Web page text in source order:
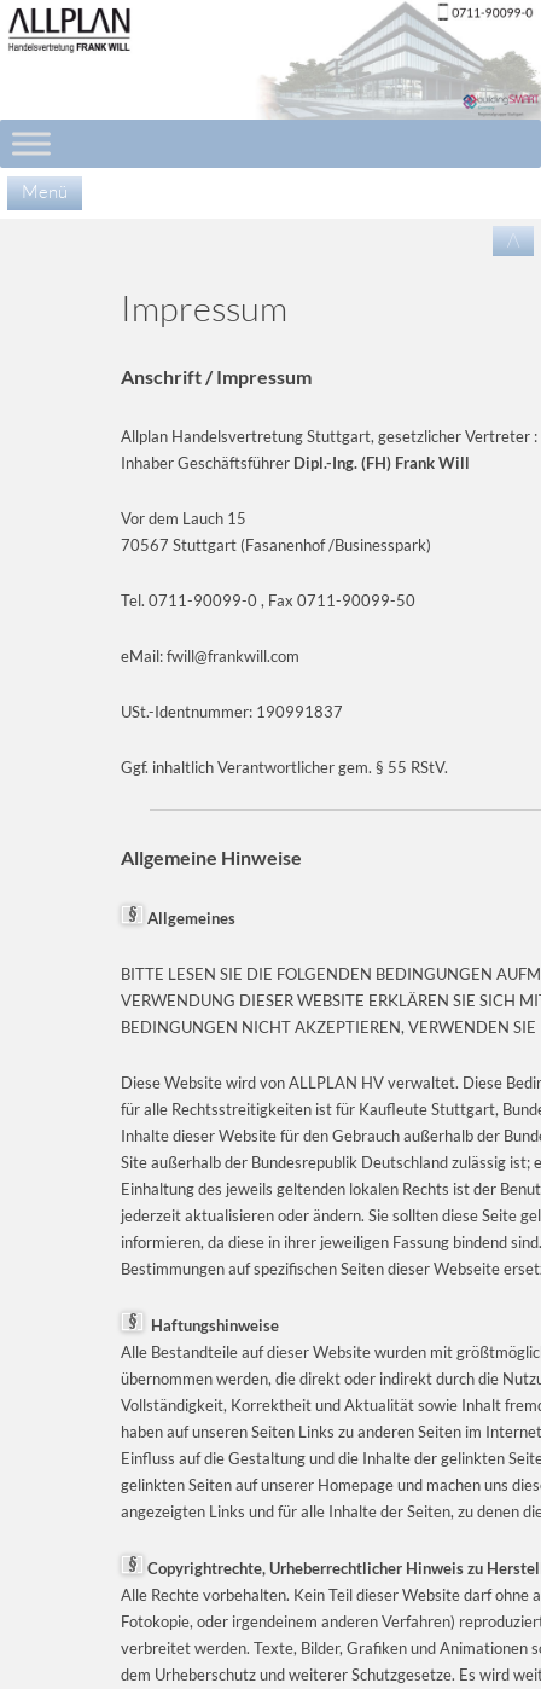
Menü
/\
Impressum
Anschrift / Impressum
Allplan Handelsvertretung Stuttgart, gesetzlicher Vertreter :
Inhaber Geschäftsführer Dipl.-Ing. (FH) Frank Will
Vor dem Lauch 15
70567 Stuttgart (Fasanenhof /Businesspark)
Tel. 0711-90099-0 , Fax 0711-90099-50
eMail: fwill@frankwill.com
USt.-Identnummer: 190991837
Ggf. inhaltlich Verantwortlicher gem. § 55 RStV.
Allgemeine Hinweise
Allgemeines
BITTE LESEN SIE DIE FOLGENDEN BEDINGUNGEN
VERWENDUNG DIESER WEBSITE ERKLÄREN SIE SICH
BEDINGUNGEN NICHT AKZEPTIEREN, VERWENDEN SIE
Diese Website wird von ALLPLAN HV verwaltet. Diese
für alle Rechtsstreitigkeiten ist für Kaufleute Stuttgart,
Inhalte dieser Website für den Gebrauch außerhalb der
Site außerhalb der Bundesrepublik Deutschland zulässig ist;
Einhaltung des jeweils geltenden lokalen Rechts ist der
jederzeit aktualisieren oder ändern. Sie sollten diese Seite
informieren, da diese in ihrer jeweiligen Fassung bindend
Bestimmungen auf spezifischen Seiten dieser Webseite
Haftungshinweise
Alle Bestandteile auf dieser Website wurden mit
übernommen werden, die direkt oder indirekt durch die
Vollständigkeit, Korrektheit und Aktualität sowie Inhalt
haben auf unseren Seiten Links zu anderen Seiten im
Einfluss auf die Gestaltung und die Inhalte der gelinkten
gelinkten Seiten auf unserer Homepage und machen uns
angezeigten Links und für alle Inhalte der Seiten, zu denen
Copyrightrechte, Urheberrechtlicher Hinweis zu
Alle Rechte vorbehalten. Kein Teil dieser Website darf
Fotokopie, oder irgendeinem anderen Verfahren)
verbreitet werden. Texte, Bilder, Grafiken und Animationen
dem Urheberschutz und weiterer Schutzgesetze. Es wird